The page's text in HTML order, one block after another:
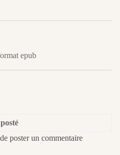
epub
poster un commentaire